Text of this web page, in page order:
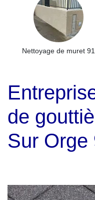
Nettoyage de muret 91
de
Sur Orge